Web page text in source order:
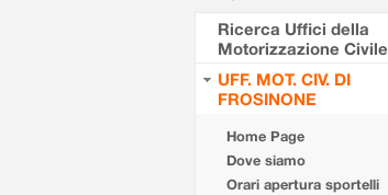
Ricerca Uffici della
Motorizzazione Civile
UFF. MOT. CIV. DI
FROSINONE
Home Page
Dove siamo
Orari apertura sportelli